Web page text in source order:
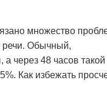
множество
речи. Обычный,
через 48 часов такой
Как избежать